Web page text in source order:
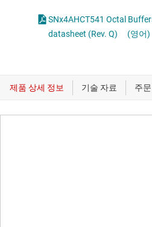
SNx4AHCT541 Octal
datasheet (Rev. Q)
(영어)